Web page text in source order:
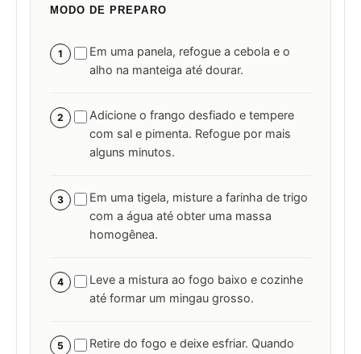
MODO DE PREPARO
1
Em uma panela, refogue a cebola e o
alho na manteiga até dourar.
2
Adicione o frango desfiado e tempere
com sal e pimenta. Refogue por mais
alguns minutos.
3
Em uma tigela, misture a farinha de trigo
com a água até obter uma massa
homogênea.
4
Leve a mistura ao fogo baixo e cozinhe
até formar um mingau grosso.
5
Retire do fogo e deixe esfriar. Quando